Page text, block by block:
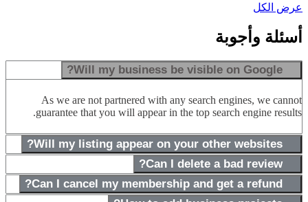
عرض الكل
أسئلة وأجوبة
Will my business be visible on Google?
As we are not partnered with any search engines, we cannot
guarantee that you will appear in the top search engine results.
Will my listing appear on your other websites?
Can I delete a bad review?
Can I cancel my membership and get a refund?